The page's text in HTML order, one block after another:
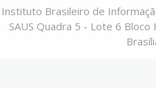
Instituto Brasileiro de
SAUS Quadra 5 - Lote 6